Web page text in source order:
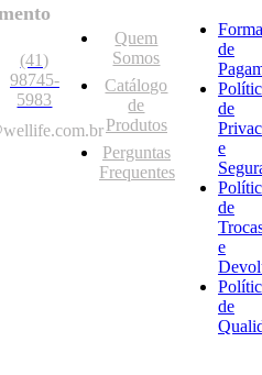
(41)
98745-
5983
Quem
Somos
Catálogo
de
Produtos
Perguntas
Frequentes
de
de
e
de
e
de